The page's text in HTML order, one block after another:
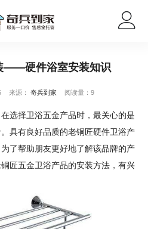
——硬件浴室安装知识
来源： 奇兵到家 阅读量：9
选择卫浴五金产品时，最关心的是
具有良好品质的老铜匠硬件卫浴产
了帮助朋友更好地了解该品牌的产
匠五金卫浴产品的安装方法，有兴